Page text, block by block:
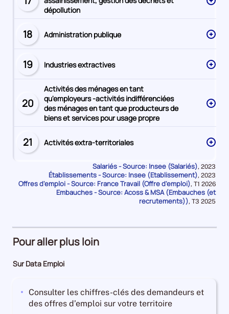
Secteur
numéro
dépollution
Secteur
numéro
18 Administration publique
Secteur
numéro
19 Industries extractives
Secteur
numéro
20
Activités des ménages en tant
qu'employeurs -activités indifférenciées
des ménages en tant que producteurs de
biens et services pour usage propre
Secteur
numéro
21 Activités extra-territoriales
Salariés - Source: Insee (Salariés), Données
pour
la
période
2023
Établissements - Source: Insee (Etablissement), Données
pour
la
période
2023
Offres d'emploi - Source: France Travail (Offre d'emploi), Données
pour
la
T1 2026
Embauches - Source: Acoss & MSA (Embauches (et
recrutements)), Données
T3 2025
Pour aller plus loin
Sur Data Emploi
Consulter les chiffres-clés des demandeurs et
des offres d’emploi sur votre territoire